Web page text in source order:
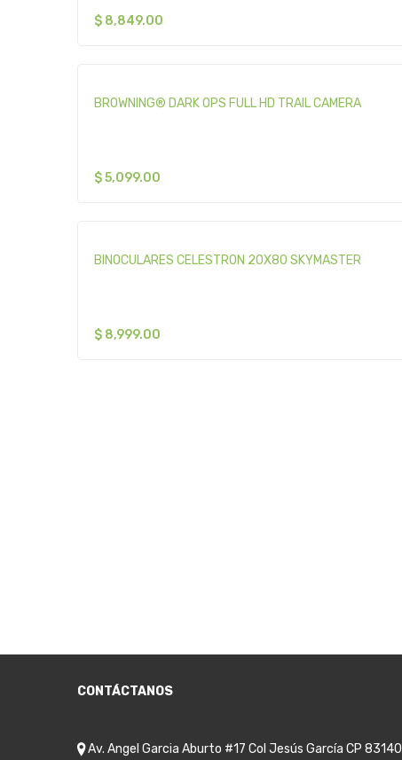
$ 8,849.00
BROWNING® DARK OPS FULL HD TRAIL CAMERA
$5,099.00
BINOCULARES CELESTRON 20X80 SKYMASTER
$ 8,999.00
CONTÁCTANOS
Av. Angel Garcia Aburto #17 Col Jesús García CP 83140